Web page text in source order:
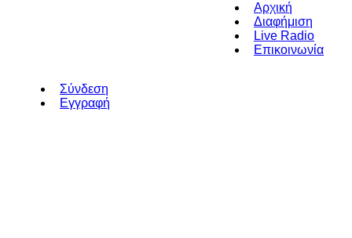
Αρχική
Διαφήμιση
Live Radio
Επικοινωνία
Σύνδεση
Εγγραφή